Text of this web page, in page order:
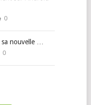
0
sa nouvelle …
0